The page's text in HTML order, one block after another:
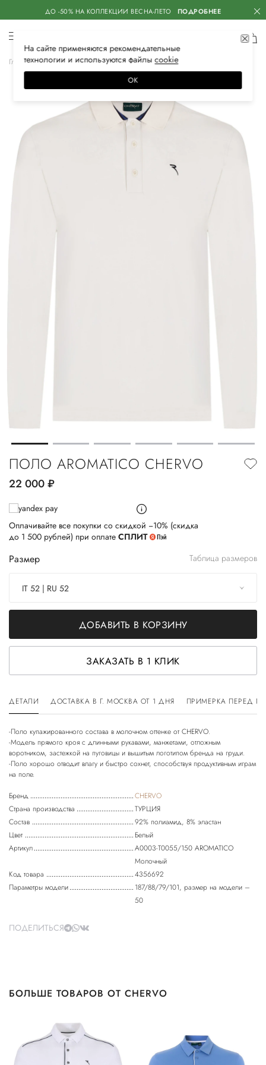
ДО -50% НА КОЛЛЕКЦИИ ВЕСНА-ЛЕТО ПОДРОБНЕЕ
Главная Мужская Одежда Спортивная одежда
ПОЛО AROMATICO CHERVO
22 000руб.
Оплачивайте все покупки со скидкой −10% (скидка
до 1 500 рублей) при оплате СПЛИТ
Размер Таблица размеров
IT 52 | RU 52
ДОБАВИТЬ В КОРЗИНУ
ЗАКАЗАТЬ В 1 КЛИК
ДЕТАЛИ ДОСТАВКА В Г. МОСКВА ОТ 1 ДНЯ ПРИМЕРКА ПЕРЕД
-Поло купажированного состава в молочном оттенке от CHERVO.
-Модель прямого кроя с длинными рукавами, манжетами, отложным
воротником, застежкой на пуговицы и вышитым логотипом бренда на груди.
-Поло хорошо отводит влагу и быстро сохнет, способствуя продуктивным играм
Бренд
CHERVO
Страна производства
ТУРЦИЯ
Состав
92% полиамид, 8% эластан
Цвет
Белый
Артикул
A0003-T0055/150 AROMATICO
Молочный
Код товара
4356692
Параметры модели
187/88/79/101, размер на модели –
50
ПОДЕЛИТЬСЯ
БОЛЬШЕ ТОВАРОВ ОТ CHERVO
На сайте применяются рекомендательные
технологии и используются файлысооkiе
ОК